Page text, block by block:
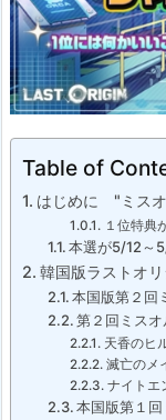
Table of
はじめに "ミス
１位特典
本選が5/12～
韓国版ラストオ
本国版第２回
第２回ミス
天香のヒ
滅亡のメ
ナイトエ
本国版第１